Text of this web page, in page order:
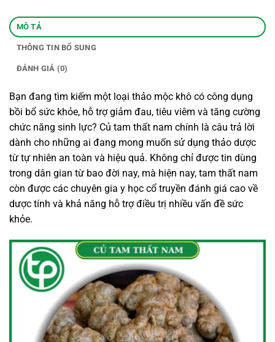
MÔ TẢ
THÔNG TIN BỔ SUNG
ĐÁNH GIÁ (0)
Bạn đang tìm kiếm một loại thảo mộc khô có công dụng
bồi bổ sức khỏe, hỗ trợ giảm đau, tiêu viêm và tăng cường
chức năng sinh lực? Củ tam thất nam chính là câu trả lời
dành cho những ai đang mong muốn sử dụng thảo dược
từ tự nhiên an toàn và hiệu quả. Không chỉ được tin dùng
trong dân gian từ bao đời nay, mà hiện nay, tam thất nam
còn được các chuyên gia y học cổ truyền đánh giá cao về
dược tính và khả năng hỗ trợ điều trị nhiều vấn đề sức
khỏe.